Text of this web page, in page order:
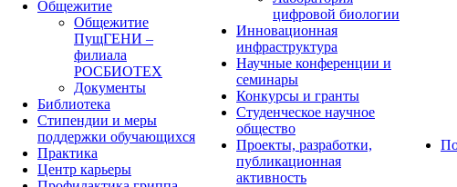
Общежитие
Общежитие
ПущГЕНИ –
филиала
РОСБИОТЕХ
Документы
Библиотека
Стипендии и меры
поддержки обучающихся
Практика
Центр карьеры
цифровой биологии
Инновационная
инфраструктура
Научные конференции и
семинары
Конкурсы и гранты
Студенческое научное
общество
Проекты, разработки,
публикационная
активность